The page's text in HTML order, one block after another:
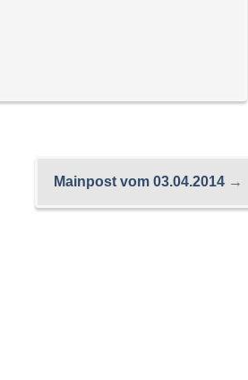
Mainpost vom 03.04.2014→